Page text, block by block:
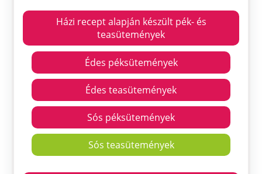
Házi recept alapján készült pék- és
teasütemények
Édes péksütemények
Édes teasütemények
Sós péksütemények
Sós teasütemények